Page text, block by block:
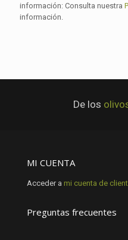
información: Consulta nuestra
información.
De los
MI CUENTA
Acceder a mi cuenta de
Preguntas frecuentes